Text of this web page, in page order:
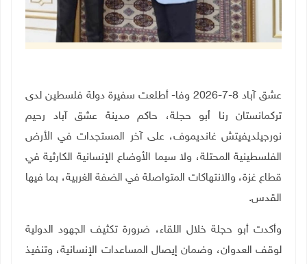
عشق آباد 8-7-2026 وفا- أطلعت سفيرة دولة فلسطين لدى
تركمانستان رنا أبو حجلة، حاكم مدينة عشق آباد رحيم
نورجيلديفيتش غانديموف، على آخر المستجدات في الأرض
الفلسطينية المحتلة، ولا سيما الأوضاع الإنسانية الكارثية في
قطاع غزة، والانتهاكات المتواصلة في الضفة الغربية، بما فيها
القدس.
وأكدت أبو حجلة خلال اللقاء، ضرورة تكثيف الجهود الدولية
لوقف العدوان، وضمان إيصال المساعدات الإنسانية، وتنفيذ